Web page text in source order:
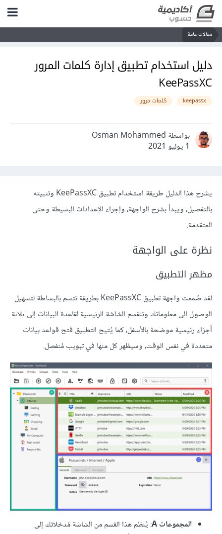
مقالات عامة
دليل استخدام تطبيق إدارة كلمات المرور
KeePassXC
keepassx كلمات مرور
بواسطة Osman Mohammed
1 يوليو 2021
يشرح هذا الدليل طريقة استخدام تطبيق KeePassXC وتثبيته
بالتفصيل، ويبدأ بشرح الواجهة، وإجراء الإعدادات البسيطة وحتى
المتقدمة.
نظرة على الواجهة
مظهر التطبيق
لقد صُممت واجهة تطبيق KeePassXC بطريقة تتسم بالبساطة لتسهيل
الوصول إلى معلوماتك وتنقسم الشاشة الرئيسية لقاعدة البيانات إلى ثلاثة
أجزاء رئيسية موضحة بالأسفل، كما يُتيح التطبيق فتح قواعد بيانات
متعددة في نفس الوقت، وسيظهر كل منها في تبويب مُنفصل.
المجموعات A : يُنظم هذا القسم من الشاشة مُدخلاتك إلى